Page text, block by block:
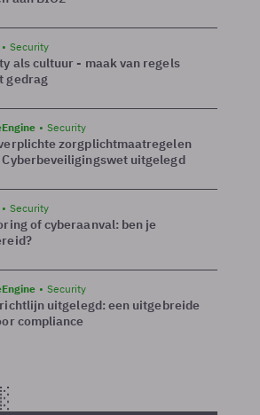
Security
als cultuur - maak van regels
gedrag
Security
zorgplichtmaatregelen
Cyberbeveiligingswet uitgelegd
Security
of cyberaanval: ben je
Security
uitgelegd: een uitgebreide
compliance